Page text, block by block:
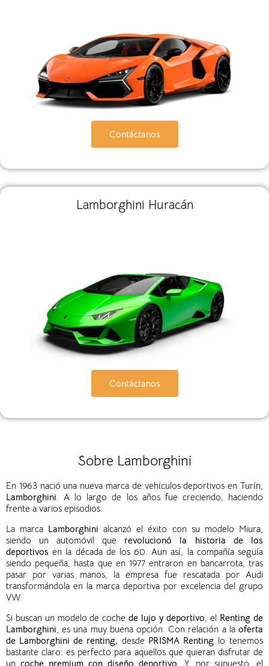
Contáctanos
Lamborghini Huracán
Contáctanos
Sobre Lamborghini
En 1963 nació una nueva marca de vehículos deportivos en Turín,
Lamborghini . A lo largo de los años fue creciendo, haciendo
frente a varios episodios.
La marca Lamborghini alcanzó el éxito con su modelo Miura,
siendo un automóvil que revolucionó la historia de los
deportivos en la década de los 60. Aun así, la compañía seguía
siendo pequeña, hasta que en 1977 entraron en bancarrota, tras
pasar por varias manos, la empresa fue rescatada por Audi
transformándola en la marca deportiva por excelencia del grupo
VW.
Si buscan un modelo de coche de lujo y deportivo , el Renting de
Lamborghini , es una muy buena opción. Con relación a la oferta
de Lamborghini de renting, desde PRISMA Renting lo tenemos
bastante claro: es perfecto para aquellos que quieran disfrutar de
un coche premium con diseño deportivo . Y, por supuesto, el